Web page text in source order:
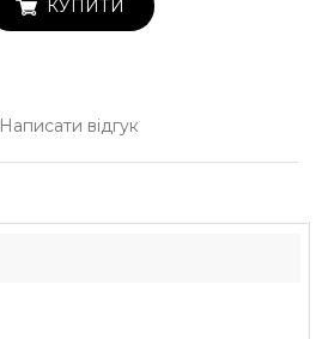
КУПИТИ
Написати відгук